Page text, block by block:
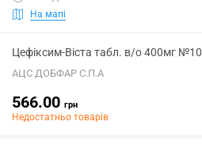
На мапі
Цефіксим-Віста табл. в/о 400мг №10
АЦС ДОБФАР С.П.А
566.00 грн
Недостатньо товарів